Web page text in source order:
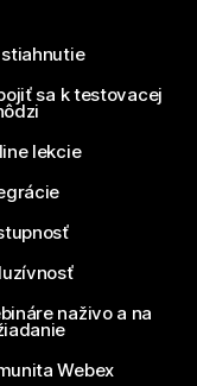
stiahnutie
sa k testovacej
lekcie
naživo a na
Webex